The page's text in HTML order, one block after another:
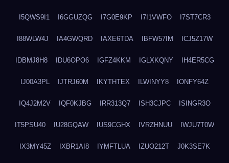
I5QWS9I1 I6GGUZQG I7G0E9KP I7I1VWFO I7ST7CR3
I88WLW4J IA4GWQRD IAXE6TDA IBFW57IM ICJ5Z17W
IDBMJ8H8 IDU6OPO6 IGFZ4KKM IGLXKQNY IH4ER5CG
IJ00A3PL IJTRJ60M IKYTHTEX ILWINYY8 IONFY64Z
IQ4J2M2V IQF0KJBG IRR313Q7 ISH3CJPC ISINGR3O
IT5PSU40 IU28GQAW IUS9CGHX IVRZHNUU IWJU7T0W
IX3MY45Z IXBR1AI8 IYMFTLUA IZUO212T J0K3SE7K